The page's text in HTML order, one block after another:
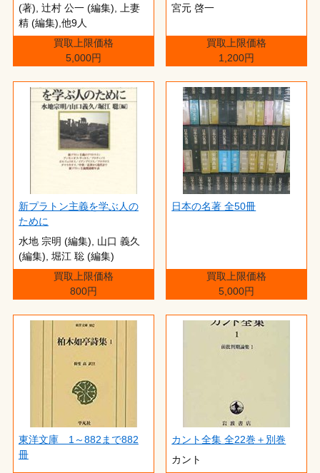
(著),‎ 辻村 公一 (編集),‎ 上妻
精 (編集),他9人
買取上限価格
5,000円
宮元 啓一
買取上限価格
1,200円
新プラトン主義を学ぶ人の
ために
水地 宗明 (編集),‎ 山口 義久
(編集),‎ 堀江 聡 (編集)
買取上限価格
800円
日本の名著 全50冊
買取上限価格
5,000円
東洋文庫 1～882まで882
冊
カント全集 全22巻＋別巻
カント